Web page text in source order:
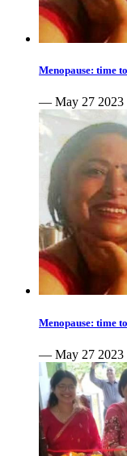
Menopause: time
— May 27 2023
Menopause: time
— May 27 2023